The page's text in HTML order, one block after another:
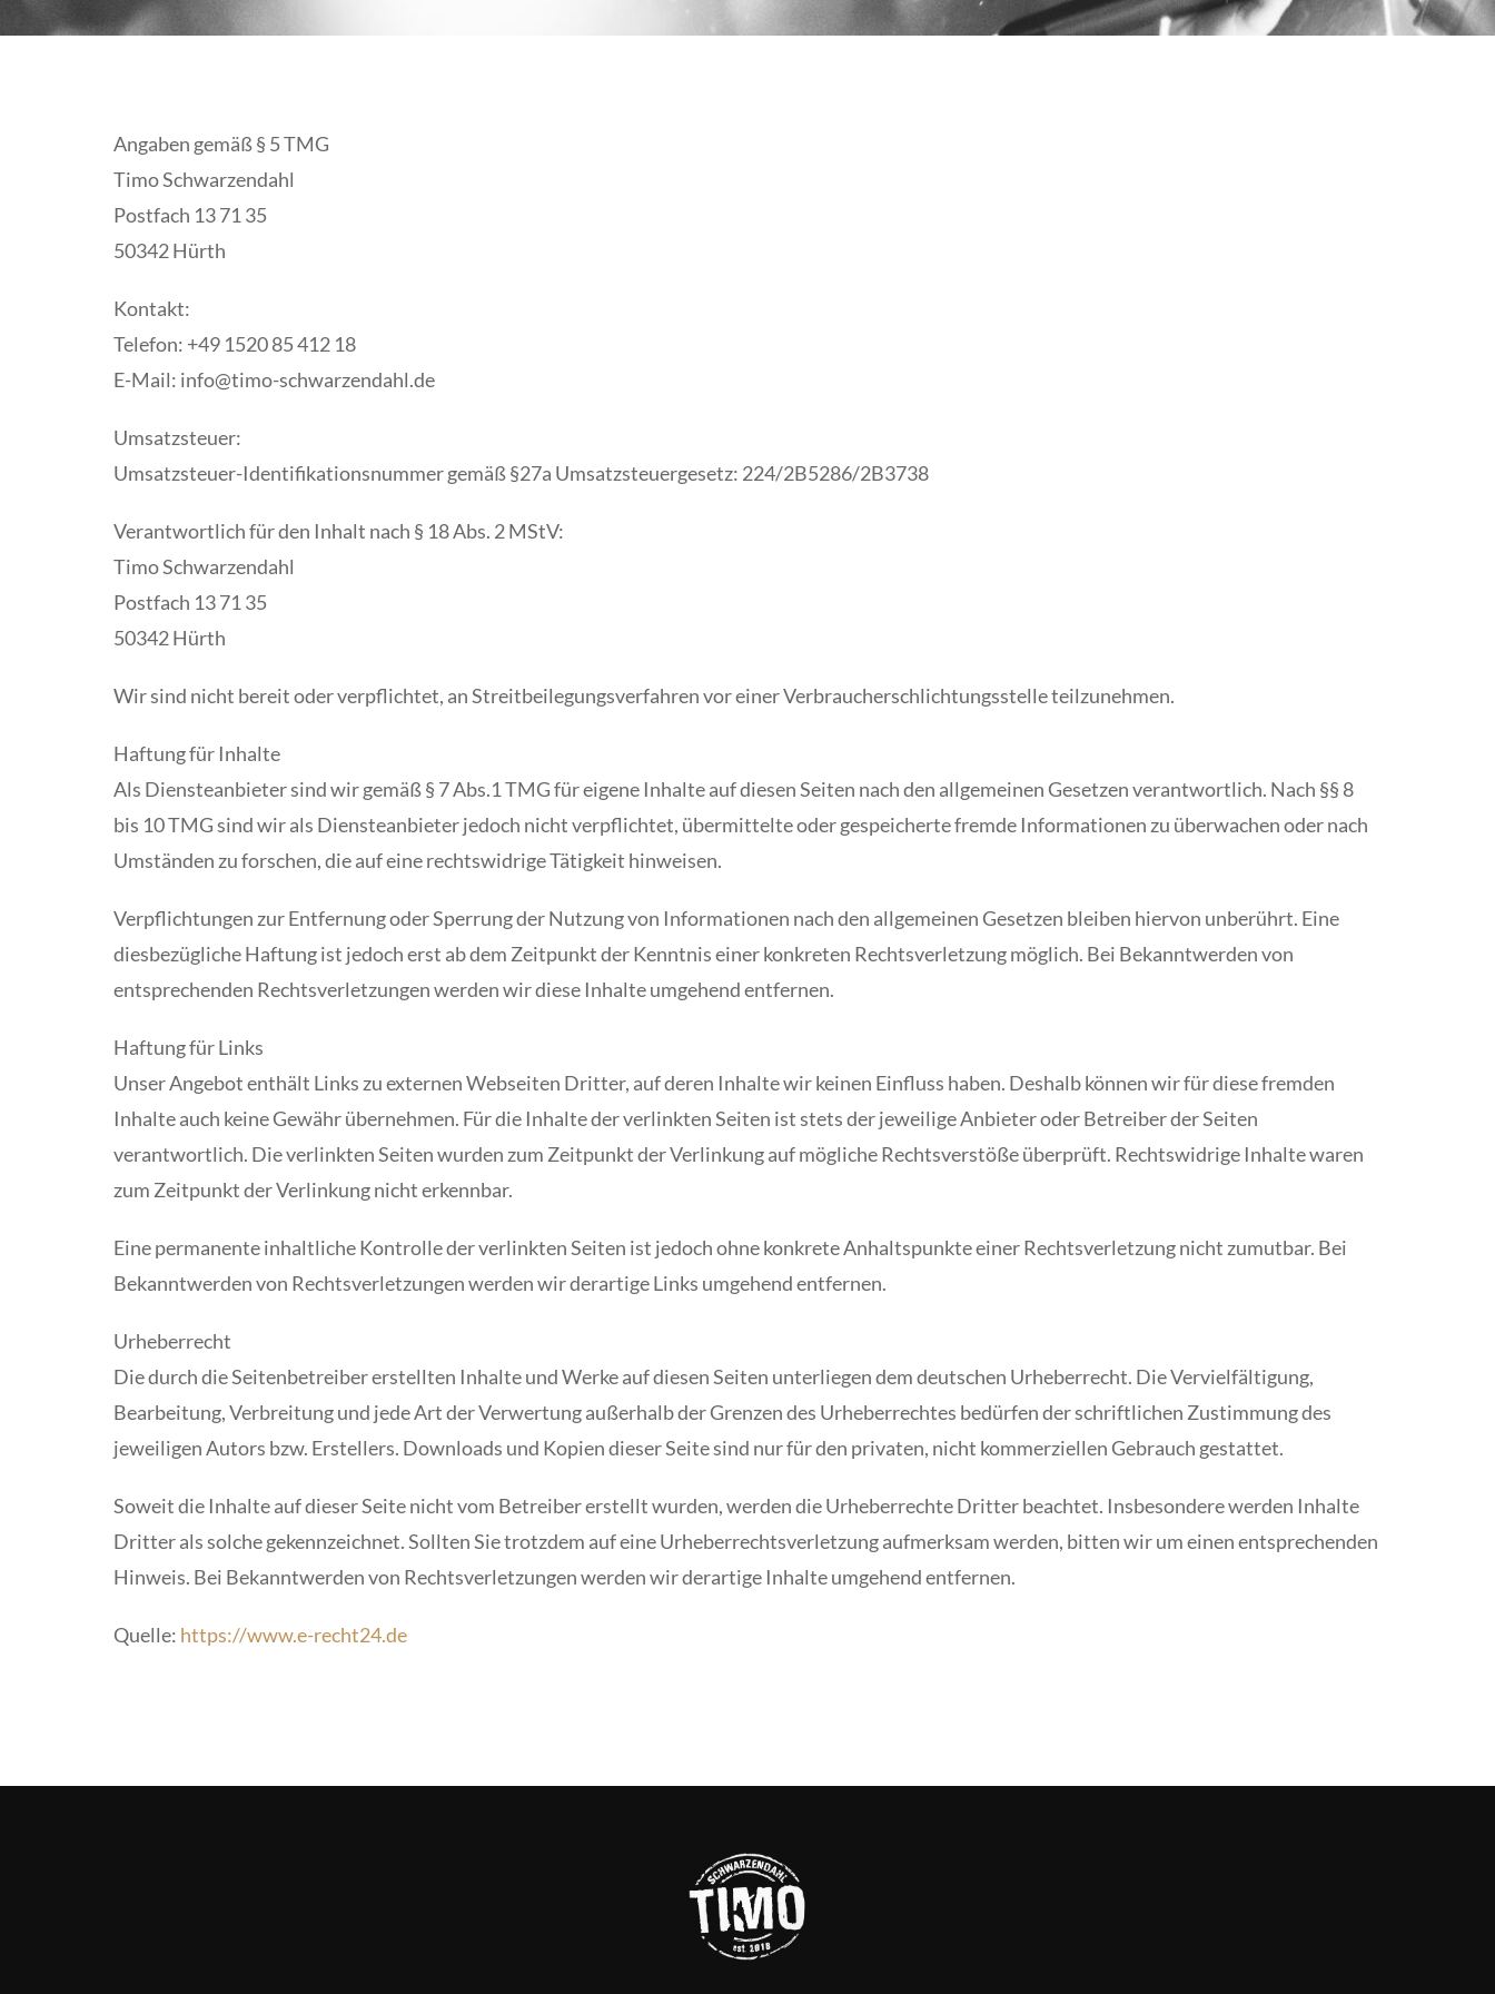
Angaben gemäß § 5 TMG
Timo Schwarzendahl
Postfach 13 71 35
50342 Hürth
Kontakt:
Telefon: +49 1520 85 412 18
E-Mail: info@timo-schwarzendahl.de
Umsatzsteuer:
Umsatzsteuer-Identifikationsnummer gemäß §27a Umsatzsteuergesetz: 224/2B5286/2B3738
Verantwortlich für den Inhalt nach § 18 Abs. 2 MStV:
Timo Schwarzendahl
Postfach 13 71 35
50342 Hürth
Wir sind nicht bereit oder verpflichtet, an Streitbeilegungsverfahren vor einer Verbraucherschlichtungsstelle teilzunehmen.
Haftung für Inhalte
Als Diensteanbieter sind wir gemäß § 7 Abs.1 TMG für eigene Inhalte auf diesen Seiten nach den allgemeinen Gesetzen verantwortlich. Nach §§ 8
bis 10 TMG sind wir als Diensteanbieter jedoch nicht verpflichtet, übermittelte oder gespeicherte fremde Informationen zu überwachen oder nach
Umständen zu forschen, die auf eine rechtswidrige Tätigkeit hinweisen.
Verpflichtungen zur Entfernung oder Sperrung der Nutzung von Informationen nach den allgemeinen Gesetzen bleiben hiervon unberührt. Eine
diesbezügliche Haftung ist jedoch erst ab dem Zeitpunkt der Kenntnis einer konkreten Rechtsverletzung möglich. Bei Bekanntwerden von
entsprechenden Rechtsverletzungen werden wir diese Inhalte umgehend entfernen.
Haftung für Links
Unser Angebot enthält Links zu externen Webseiten Dritter, auf deren Inhalte wir keinen Einfluss haben. Deshalb können wir für diese fremden
Inhalte auch keine Gewähr übernehmen. Für die Inhalte der verlinkten Seiten ist stets der jeweilige Anbieter oder Betreiber der Seiten
verantwortlich. Die verlinkten Seiten wurden zum Zeitpunkt der Verlinkung auf mögliche Rechtsverstöße überprüft. Rechtswidrige Inhalte waren
zum Zeitpunkt der Verlinkung nicht erkennbar.
Eine permanente inhaltliche Kontrolle der verlinkten Seiten ist jedoch ohne konkrete Anhaltspunkte einer Rechtsverletzung nicht zumutbar. Bei
Bekanntwerden von Rechtsverletzungen werden wir derartige Links umgehend entfernen.
Urheberrecht
Die durch die Seitenbetreiber erstellten Inhalte und Werke auf diesen Seiten unterliegen dem deutschen Urheberrecht. Die Vervielfältigung,
Bearbeitung, Verbreitung und jede Art der Verwertung außerhalb der Grenzen des Urheberrechtes bedürfen der schriftlichen Zustimmung des
jeweiligen Autors bzw. Erstellers. Downloads und Kopien dieser Seite sind nur für den privaten, nicht kommerziellen Gebrauch gestattet.
Soweit die Inhalte auf dieser Seite nicht vom Betreiber erstellt wurden, werden die Urheberrechte Dritter beachtet. Insbesondere werden Inhalte
Dritter als solche gekennzeichnet. Sollten Sie trotzdem auf eine Urheberrechtsverletzung aufmerksam werden, bitten wir um einen entsprechenden
Hinweis. Bei Bekanntwerden von Rechtsverletzungen werden wir derartige Inhalte umgehend entfernen.
Quelle: https://www.e-recht24.de